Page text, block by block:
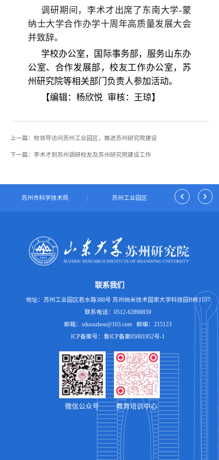
调研期间，李术才出席了东南大学-蒙
纳士大学合作办学十周年高质量发展大会
并致辞。
学校办公室，国际事务部，服务山东办
公室、合作发展部，校友工作办公室，苏
州研究院等相关部门负责人参加活动。
【编辑：杨欣悦 审核：王琼】
上一篇：校领导访问苏州工业园区，推进苏州研究院建设
下一篇：李术才到苏州调研校友及苏州研究院建设工作
苏州市科学技术局 | 苏州工业园区 独墅湖科
联系我们
地址：苏州工业园区若水路388号 苏州纳米技术国家大学科技园B栋1107
联系电话：0512-62898859
邮箱：sdusuzhou@163.com 邮编：215123
ICP备案号：鲁ICP备案05001952号-1
微信公众号 教育培训中心